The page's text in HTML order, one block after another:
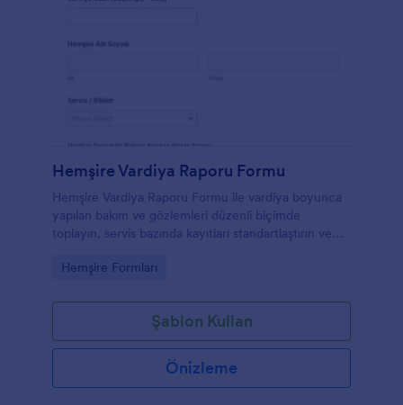
Hemşire Vardiya Raporu Formu
Hemşire Vardiya Raporu Formu ile vardiya boyunca
yapılan bakım ve gözlemleri düzenli biçimde
toplayın, servis bazında kayıtları standartlaştırın ve
Go to Category:
Hemşire Formları
Şablon Kullan
Önizleme